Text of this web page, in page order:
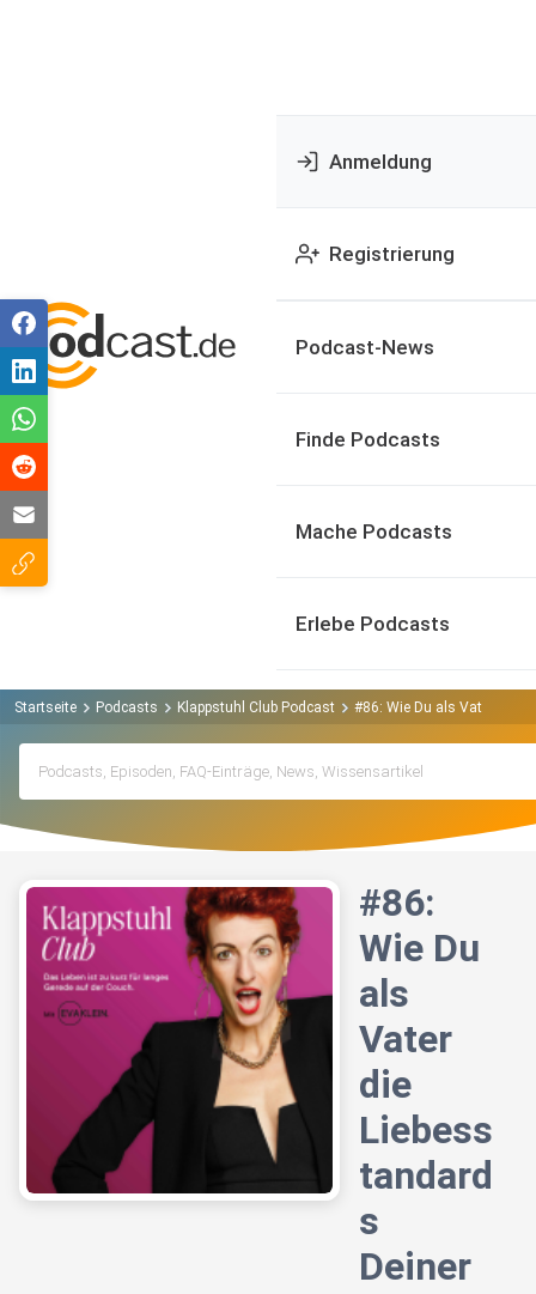
Anmeldung
Registrierung
Podcast-News
Finde Podcasts
Mache Podcasts
Erlebe Podcasts
Startseite Podcasts Klappstuhl Club Podcast #86: Wie Du als Vater die
#86:
Wie Du
als
Vater
die
Liebess
tandard
s
Deiner